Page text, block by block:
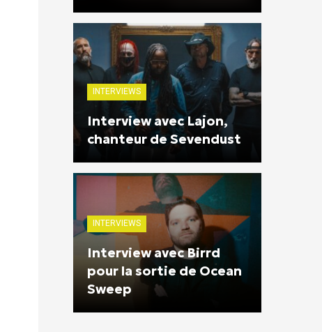
INTERVIEWS
Interview avec Lajon,
chanteur de Sevendust
INTERVIEWS
Interview avec Birrd
pour la sortie de Ocean
Sweep